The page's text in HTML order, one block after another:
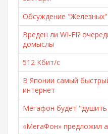
Обсуждение
Вреден ли WI-FI?
домыслы
512 Кбит/с
В Японии самый
интернет
Мегафон будет "душить
«МегаФон» предложил